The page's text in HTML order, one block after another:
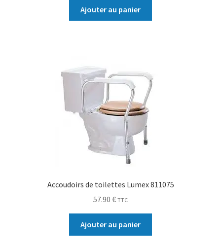
Ajouter au panier
Accoudoirs de toilettes Lumex 811075
57.90 € TTC
Ajouter au panier